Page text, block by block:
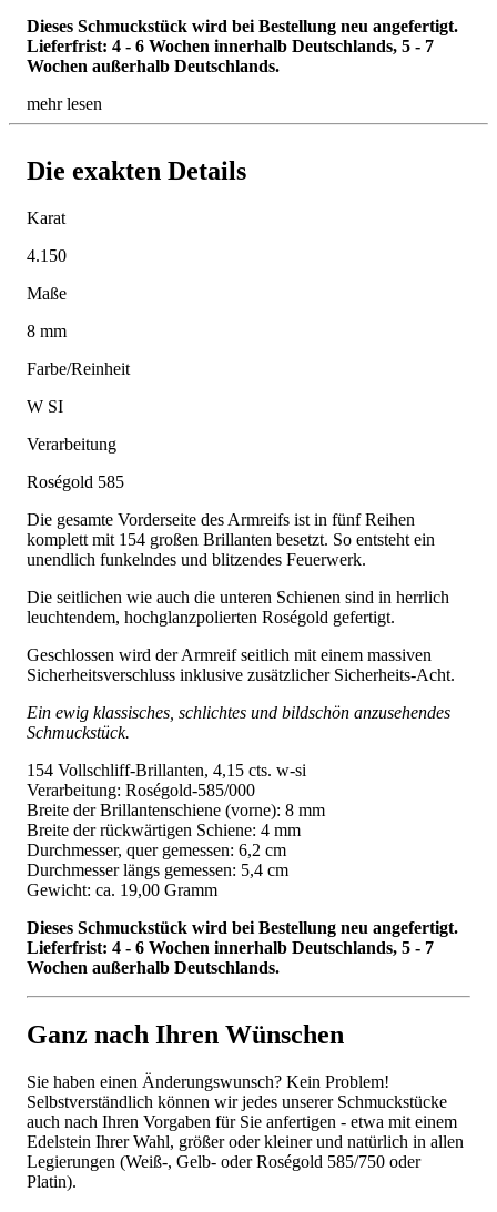
Dieses Schmuckstück wird bei Bestellung neu angefertigt.
Lieferfrist: 4 - 6 Wochen innerhalb Deutschlands, 5 - 7
Wochen außerhalb Deutschlands.
mehr lesen
Die exakten Details
Karat
4.150
Maße
8 mm
Farbe/Reinheit
W SI
Verarbeitung
Roségold 585
Die gesamte Vorderseite des Armreifs ist in fünf Reihen
komplett mit 154 großen Brillanten besetzt. So entsteht ein
unendlich funkelndes und blitzendes Feuerwerk.
Die seitlichen wie auch die unteren Schienen sind in herrlich
leuchtendem, hochglanzpolierten Roségold gefertigt.
Geschlossen wird der Armreif seitlich mit einem massiven
Sicherheitsverschluss inklusive zusätzlicher Sicherheits-Acht.
Ein ewig klassisches, schlichtes und bildschön anzusehendes
Schmuckstück.
154 Vollschliff-Brillanten, 4,15 cts. w-si
Verarbeitung: Roségold-585/000
Breite der Brillantenschiene (vorne): 8 mm
Breite der rückwärtigen Schiene: 4 mm
Durchmesser, quer gemessen: 6,2 cm
Durchmesser längs gemessen: 5,4 cm
Gewicht: ca. 19,00 Gramm
Dieses Schmuckstück wird bei Bestellung neu angefertigt.
Lieferfrist: 4 - 6 Wochen innerhalb Deutschlands, 5 - 7
Wochen außerhalb Deutschlands.
Ganz nach Ihren Wünschen
Sie haben einen Änderungswunsch? Kein Problem!
Selbstverständlich können wir jedes unserer Schmuckstücke
auch nach Ihren Vorgaben für Sie anfertigen - etwa mit einem
Edelstein Ihrer Wahl, größer oder kleiner und natürlich in allen
Legierungen (Weiß-, Gelb- oder Roségold 585/750 oder
Platin).